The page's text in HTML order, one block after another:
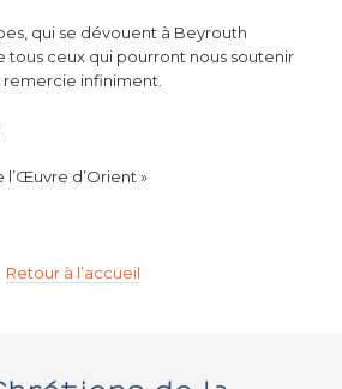
qui se dévouent à Beyrouth
tous ceux qui pourront nous soutenir
remercie infiniment.
d’Orient »
Retour à l’accueil